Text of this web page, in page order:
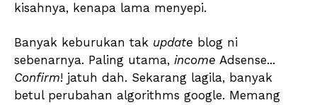
kisahnya, kenapa lama menyepi.
Banyak keburukan tak update blog ni
sebenarnya. Paling utama, income Adsense...
Confirm! jatuh dah. Sekarang lagila, banyak
betul perubahan algorithms google. Memang